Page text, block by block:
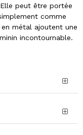
peut être portée
comme
métal ajoutent une
incontournable.